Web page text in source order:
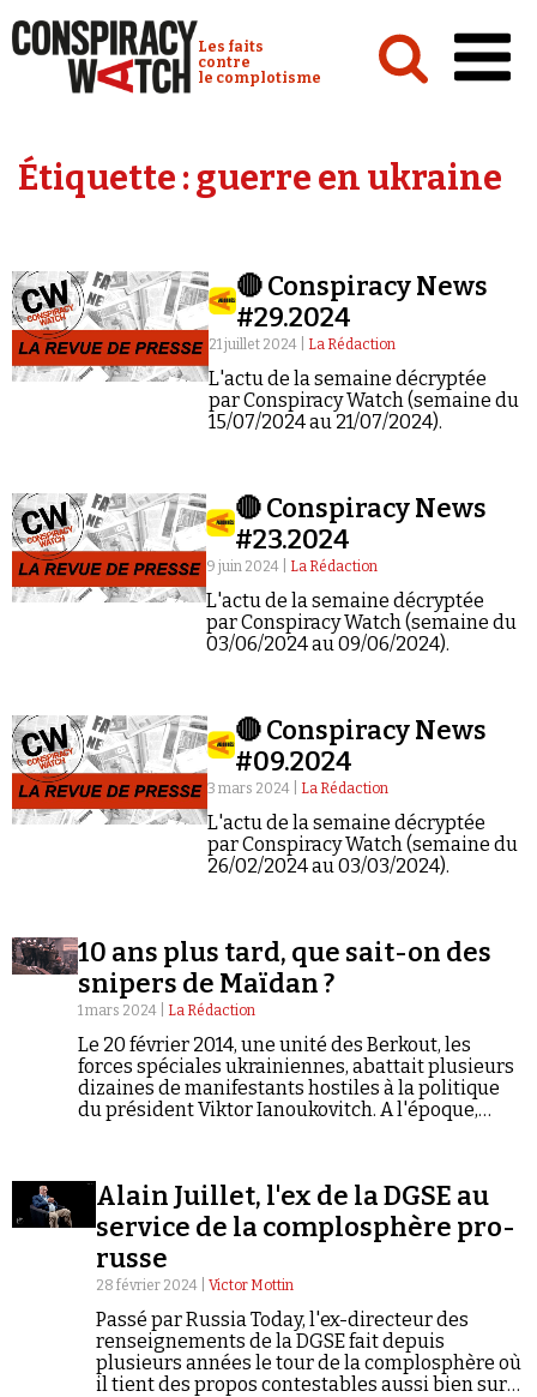
Conspiracy Watch :
Les faits
contre
le complotisme
Analyses
Vidéos
Émissions
Revues de presse
Newsletter
Se connecter
Étiquette :guerre en ukraine
🔴 Conspiracy News
#29.2024
21 juillet 2024 | La Rédaction
L'actu de la semaine décryptée
par Conspiracy Watch (semaine du
15/07/2024 au 21/07/2024).
🔴 Conspiracy News
#23.2024
9 juin 2024 | La Rédaction
L'actu de la semaine décryptée
par Conspiracy Watch (semaine du
03/06/2024 au 09/06/2024).
🔴 Conspiracy News
#09.2024
3 mars 2024 | La Rédaction
L'actu de la semaine décryptée
par Conspiracy Watch (semaine du
26/02/2024 au 03/03/2024).
10 ans plus tard, que sait-on des
snipers de Maïdan ?
1 mars 2024 | La Rédaction
Le 20 février 2014, une unité des Berkout, les
forces spéciales ukrainiennes, abattait plusieurs
dizaines de manifestants hostiles à la politique
du président Viktor Ianoukovitch. A l'époque,
Ianoukovitch dans le cadre d'une opération sous
faux drapeau...
Alain Juillet, l'ex de la DGSE au
service de la complosphère pro-
russe
28 février 2024 | Victor Mottin
Passé par Russia Today, l'ex-directeur des
renseignements de la DGSE fait depuis
plusieurs années le tour de la complosphère où
il tient des propos contestables aussi bien sur